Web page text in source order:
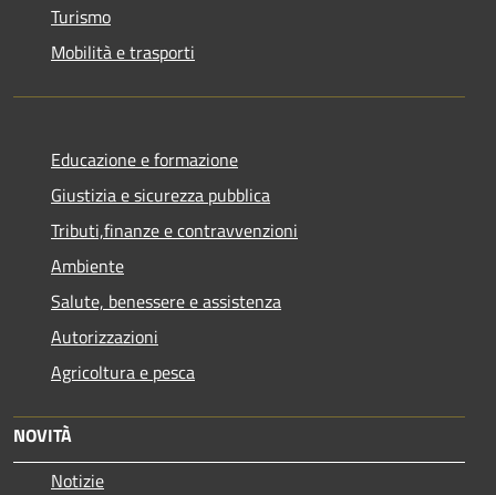
Turismo
Mobilità e trasporti
Educazione e formazione
Giustizia e sicurezza pubblica
Tributi,finanze e contravvenzioni
Ambiente
Salute, benessere e assistenza
Autorizzazioni
Agricoltura e pesca
NOVITÀ
Notizie